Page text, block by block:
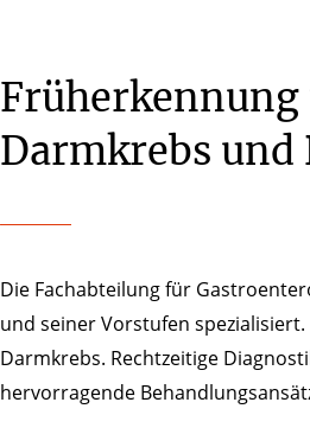
Früherkennung
Darmkrebs
Die Fachabteilung für
und seiner Vorstufen
Darmkrebs. Rechtzeitige
hervorragende